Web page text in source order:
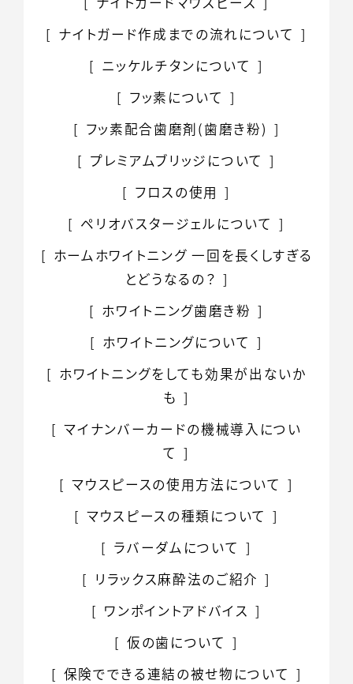
ナイトガード作成までの流れについて
ニッケルチタンについて
フッ素について
フッ素配合歯磨剤(歯磨き粉)
プレミアムブリッジについて
フロスの使用
ペリオバスタージェルについて
ホームホワイトニング 一回を長くしすぎる
とどうなるの？
ホワイトニング歯磨き粉
ホワイトニングについて
ホワイトニングをしても効果が出ないか
も
マイナンバーカードの機械導入につい
て
マウスピースの使用方法について
マウスピースの種類について
ラバーダムについて
リラックス麻酔法のご紹介
ワンポイントアドバイス
仮の歯について
保険でできる連結の被せ物について